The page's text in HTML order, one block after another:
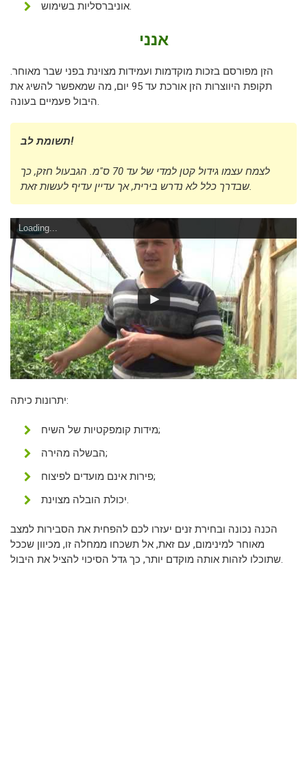
אוניברסליות בשימוש.
אנני
הזן מפורסם בזכות מוקדמות ועמידות מצוינת בפני שבר מאוחר.
תקופת היווצרות הזן אורכת עד 95 יום, מה שמאפשר להשיג את
היבול פעמיים בעונה.
תשומת לב!
לצמח עצמו גידול קטן למדי של עד 70 ס"מ. הגבעול חזק, כך
שבדרך כלל לא נדרש בירית, אך עדיין עדיף לעשות זאת.
Loading...
יתרונות כיתה:
מידות קומפקטיות של השיח;
הבשלה מהירה;
פירות אינם מועדים לפיצוח;
יכולת הובלה מצוינת.
הכנה נכונה ובחירת זנים יעזרו לכם להפחית את הסבירות למצב
מאוחר למינימום, עם זאת, אל תשכחו ממחלה זו, מכיוון שככל
שתוכלו לזהות אותה מוקדם יותר, כך גדל הסיכוי להציל את היבול.